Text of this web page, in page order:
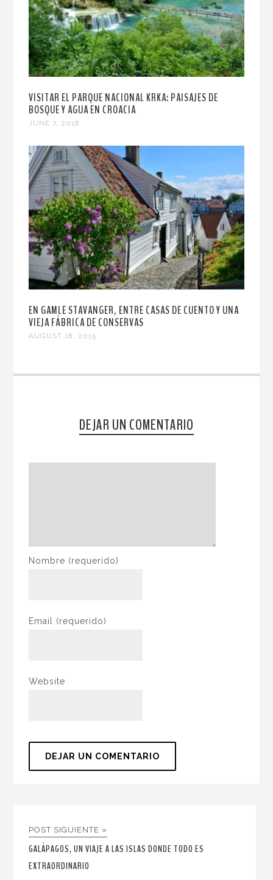
VISITAR EL PARQUE NACIONAL KRKA: PAISAJES DE
BOSQUE Y AGUA EN CROACIA
JUNE 7, 2018
EN GAMLE STAVANGER, ENTRE CASAS DE CUENTO Y UNA
VIEJA FÁBRICA DE CONSERVAS
AUGUST 18, 2015
DEJAR UN COMENTARIO
Nombre (requerido)
Email (requerido)
Website
POST SIGUIENTE »
GALÁPAGOS, UN VIAJE A LAS ISLAS DONDE TODO ES
EXTRAORDINARIO